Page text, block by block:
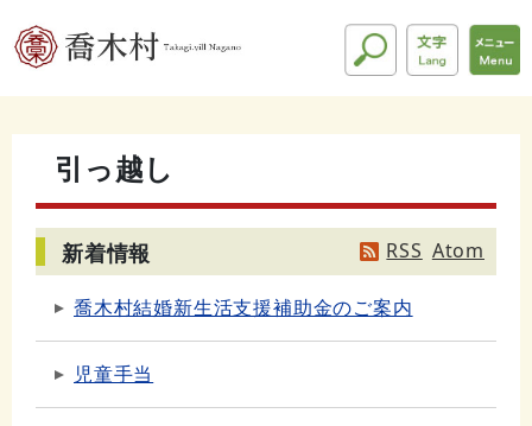
引っ越し
新着情報 RSS Atom
喬木村結婚新生活支援補助金のご案内
児童手当